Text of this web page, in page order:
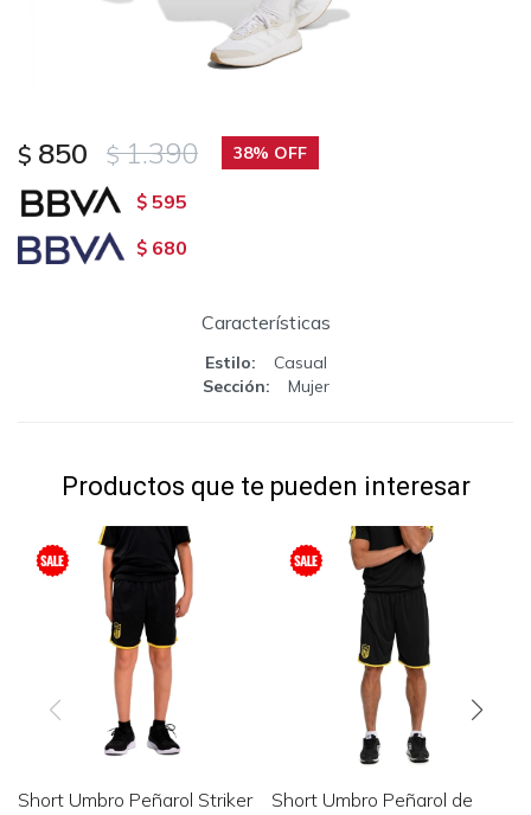
$ 850 $ 1.390 38
$ 595
$ 680
Características
Estilo
Casual
Sección
Mujer
Productos que te pueden interesar
Short Umbro Peñarol Striker
Short Umbro Peñarol de